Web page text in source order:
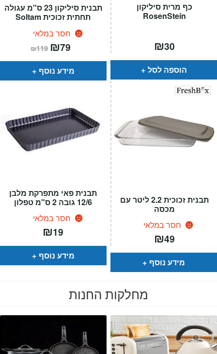
תבנית סיליקון 23 ס"מ עגולה
תחתית זכוכית Soltam
חסר במלאי
₪119 המחיר
המקורי
היה:
₪119.
₪79
הוא:
מידע נוסף
כף מרית סיליקון
RosenStein
₪30
הוספה לסל
תבנית פאי מתפרקת מלבן
12/6 גובה 2 ס"מ טפלון
חסר במלאי
₪19
מידע נוסף
תבנית זכוכית 2.2 ליטר עם
מכסה
חסר במלאי
₪49
מידע נוסף
מחלקות החנות